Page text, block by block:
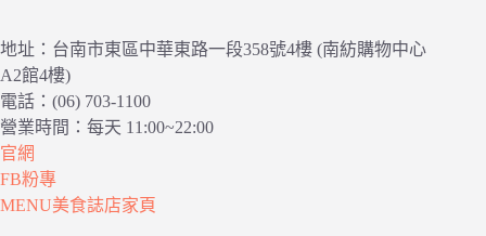
地址：台南市東區中華東路一段358號4樓 (南紡購物中心
A2館4樓)
電話：(06) 703-1100
營業時間：每天 11:00~22:00
官網
FB粉專
MENU美食誌店家頁